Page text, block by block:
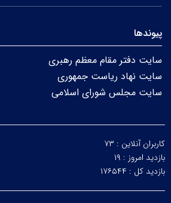
پیوندها
سایت دفتر مقام معظم رهبری
سایت نهاد ریاست جمهوری
سایت مجلس شورای اسلامی
کاربران آنلاین : ۷۳
بازدید امروز : ۱۹
بازدید کل : ۱۷۶۵۴۴